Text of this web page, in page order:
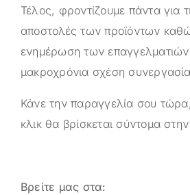
Τέλος, φροντίζουμε πάντα για
αποστολές των προϊόντων
ενημέρωση των επαγγελματιών
μακροχρόνια σχέση
Κάνε την παραγγελία σου
κλικ θα βρίσκεται σύντομα
Βρείτε μας στα: